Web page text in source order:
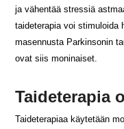
ja vähentää stressiä
taideterapia voi stimuloida
masennusta Parkinsonin
ovat siis moninaiset.
Taideterapia
Taideterapiaa käytetään